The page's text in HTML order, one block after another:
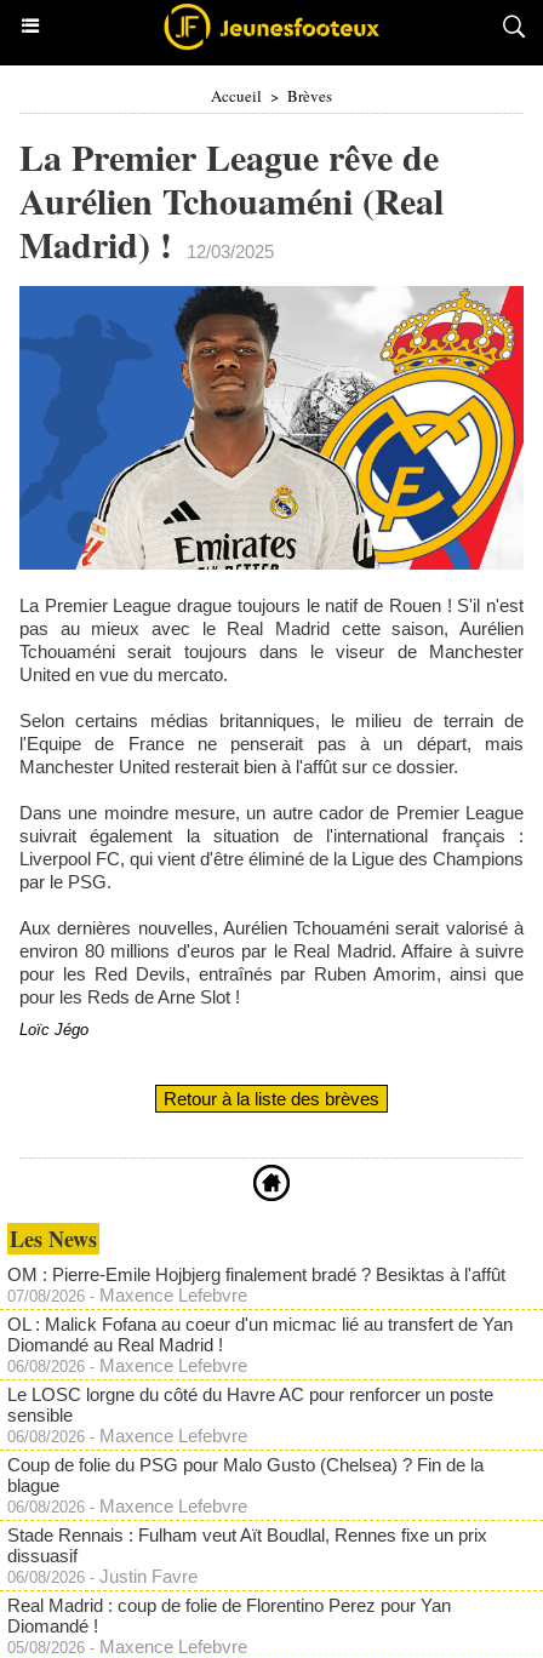
Accueil > Brèves
La Premier League rêve de
Aurélien Tchouaméni (Real
Madrid) !
12/03/2025
La Premier League drague toujours le natif de Rouen ! S'il n'est
pas au mieux avec le Real Madrid cette saison, Aurélien
Tchouaméni serait toujours dans le viseur de Manchester
United en vue du mercato.
Selon certains médias britanniques, le milieu de terrain de
l'Equipe de France ne penserait pas à un départ, mais
Manchester United resterait bien à l'affût sur ce dossier.
Dans une moindre mesure, un autre cador de Premier League
suivrait également la situation de l'international français :
Liverpool FC, qui vient d'être éliminé de la Ligue des Champions
par le PSG.
Aux dernières nouvelles, Aurélien Tchouaméni serait valorisé à
environ 80 millions d'euros par le Real Madrid. Affaire à suivre
pour les Red Devils, entraînés par Ruben Amorim, ainsi que
pour les Reds de Arne Slot !
Loïc Jégo
Retour à la liste des brèves
Les News
OM : Pierre-Emile Hojbjerg finalement bradé ? Besiktas à l'affût
07/08/2026 - Maxence Lefebvre
OL : Malick Fofana au coeur d'un micmac lié au transfert de Yan
Diomandé au Real Madrid !
06/08/2026 - Maxence Lefebvre
Le LOSC lorgne du côté du Havre AC pour renforcer un poste
sensible
06/08/2026 - Maxence Lefebvre
Coup de folie du PSG pour Malo Gusto (Chelsea) ? Fin de la
blague
06/08/2026 - Maxence Lefebvre
Stade Rennais : Fulham veut Aït Boudlal, Rennes fixe un prix
dissuasif
06/08/2026 - Justin Favre
Real Madrid : coup de folie de Florentino Perez pour Yan
Diomandé !
05/08/2026 - Maxence Lefebvre